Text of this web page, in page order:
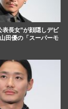
表長女”が顔隠しデビ
田優の「スーパーモ